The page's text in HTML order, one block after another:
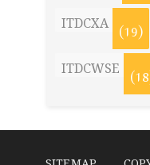
ITDCXA (19)
ITDCWSE